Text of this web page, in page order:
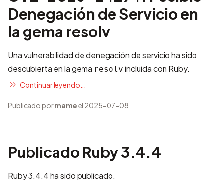
Denegación de Servicio en
la gema resolv
Una vulnerabilidad de denegación de servicio ha sido
descubierta en la gema resolv incluida con Ruby.
Continuar leyendo...
Publicado pormameel 2025-07-08
Publicado Ruby 3.4.4
Ruby 3.4.4 ha sido publicado.